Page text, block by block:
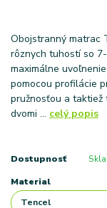
Obojstranný matrac
rôznych tuhostí so
maximálne
pomocou profilácie
pružnosťou a
dvomi ... celý popis
Dostupnosť
Material